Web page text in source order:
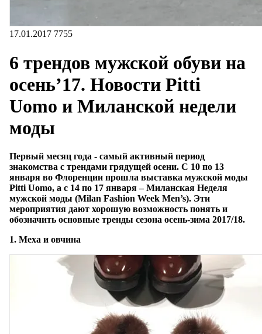
17.01.2017 7755
6 трендов мужской обуви на
осень’17. Новости Pitti
Uomo и Миланской недели
моды
Первый месяц года - самый активный период
знакомства с трендами грядущей осени. С 10 по 13
января во Флоренции прошла выставка мужской моды
Pitti Uomo, а с 14 по 17 января – Миланская Неделя
мужской моды (Milan Fashion Week Men’s). Эти
мероприятия дают хорошую возможность понять и
обозначить основные тренды сезона осень-зима 2017/18.
1. Меха и овчина